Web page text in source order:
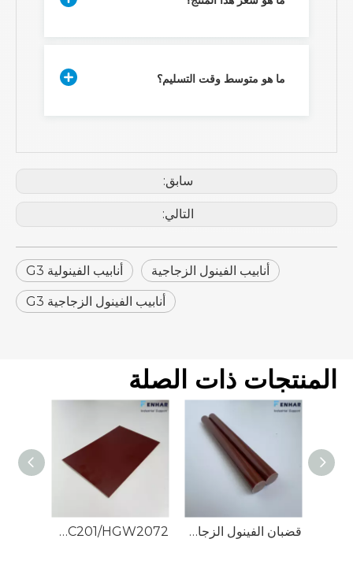
ما هو متوسط ​​وقت التسليم؟
سابق:
التالي:
أنابيب الفينولية G3 أنابيب الفينول الزجاجية
أنابيب الفينول الزجاجية G3
المنتجات ذات الصلة
G3/PFGC201/HGW2072 صفائح الفينول الزجاجية قضبان الفينول الزجاجية G3